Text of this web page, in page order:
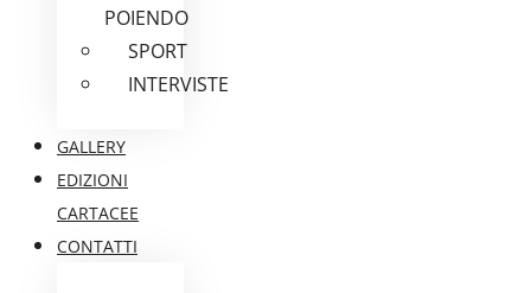
POIENDO
SPORT
INTERVISTE
GALLERY
EDIZIONI
CARTACEE
CONTATTI